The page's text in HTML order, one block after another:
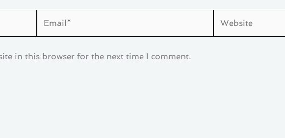
in this browser for the next time I comment.